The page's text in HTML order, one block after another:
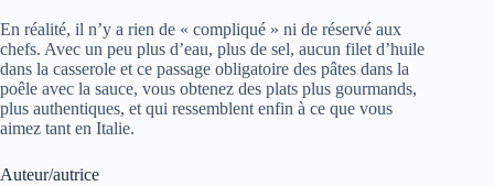
En réalité, il n’y a rien de « compliqué » ni de réservé aux
chefs. Avec un peu plus d’eau, plus de sel, aucun filet d’huile
dans la casserole et ce passage obligatoire des pâtes dans la
poêle avec la sauce, vous obtenez des plats plus gourmands,
plus authentiques, et qui ressemblent enfin à ce que vous
aimez tant en Italie.
Auteur/autrice